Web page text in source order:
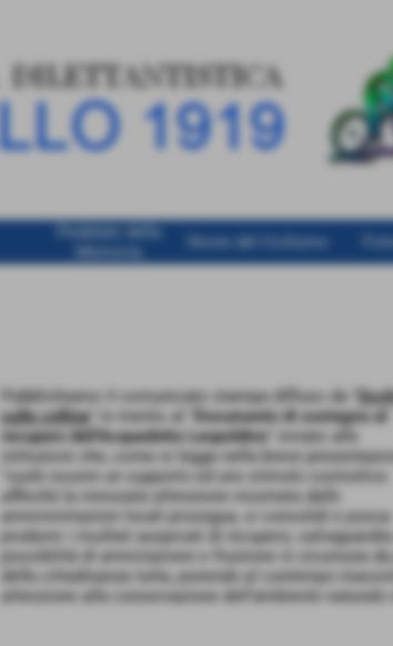
Pedalate della
Storie del Ciclismo
Pubblichiamo il comunicato stampa diffuso da "
sulle colline " in merito al "
Documento di sostegno al
recupero dell’Acquedotto Leopoldino
" inviato alle
istituzioni che, come si legge nella breve
vuole essere un supporto ed uno stimolo costruttivo
affinché la rinnovata attenzione mostrata dalle
amministrazioni locali prosegua, si consolidi e possa
produrre i risultati auspicati di recupero, salvaguardia
possibilità di ammirazione e fruizione in sicurezza da
della cittadinanza tutta, ponendo al contempo
attenzione alla conservazione dell’ambiente naturale